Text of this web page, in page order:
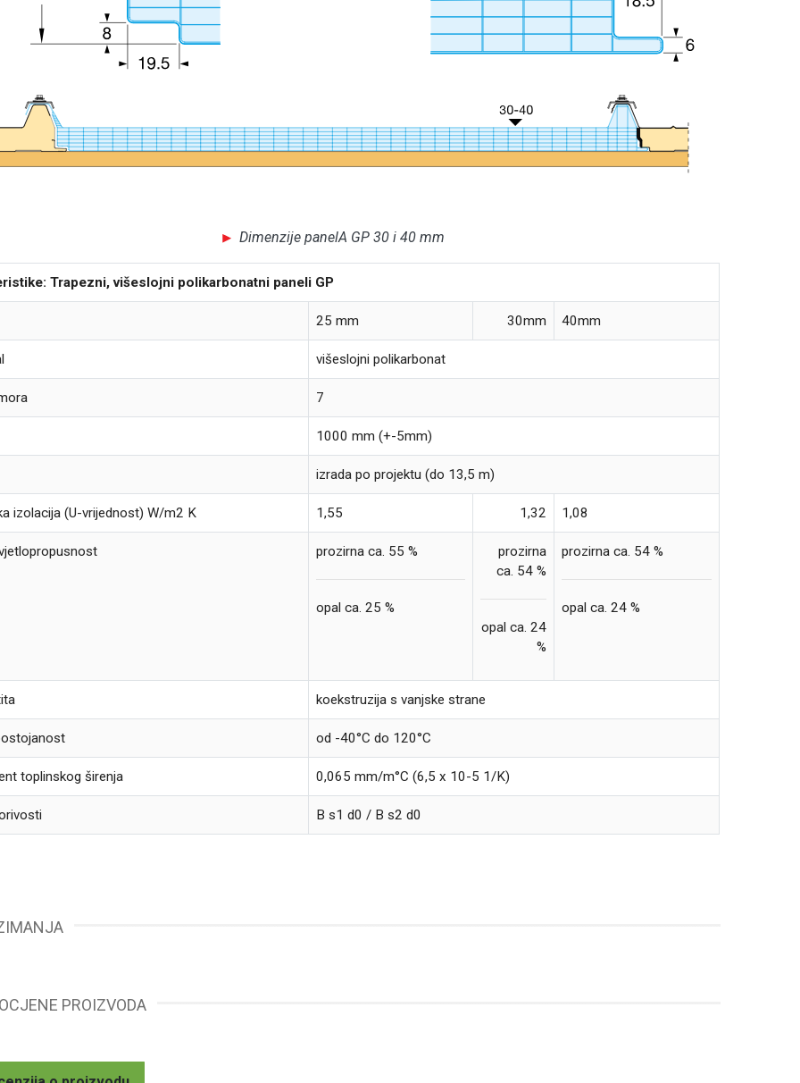
Dimenzije panelA GP 30 i 40 mm
Trapezni, višeslojni polikarbonatni paneli GP
25 mm 30mm 40mm
višeslojni polikarbonat
7
1000 mm (+-5mm)
izrada po projektu (do 13,5 m)
izolacija (U-vrijednost) W/m2 K 1,55 1,32 1,08
prozirna ca. 55 %
opal ca. 25 %
prozirna
ca. 54 %
opal ca. 24
%
prozirna ca. 54 %
opal ca. 24 %
koekstruzija s vanjske strane
od -40°C do 120°C
toplinskog širenja 0,065 mm/m°C (6,5 x 10-5 1/K)
B s1 d0 / B s2 d0
PROIZVODA